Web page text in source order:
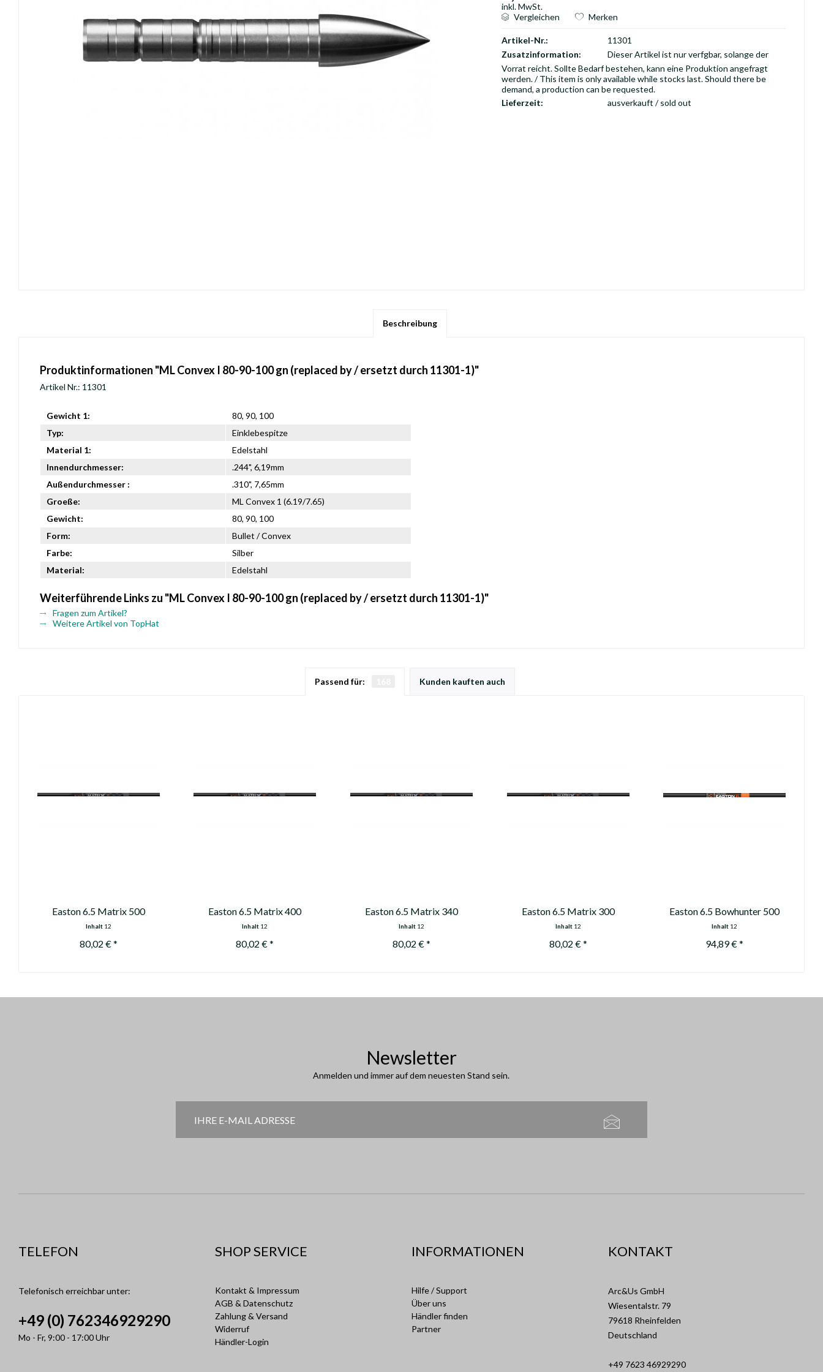
OK ARCHERY
inkl. MwSt.
Vergleichen
Merken
Artikel-Nr.:
11301
Zusatzinformation:
Dieser Artikel ist nur verfgbar, solange der
Vorrat reicht. Sollte Bedarf bestehen, kann eine Produktion angefragt
werden. / This item is only available while stocks last. Should there be
demand, a production can be requested.
Lieferzeit:
ausverkauft / sold out
Beschreibung
Produktinformationen "ML Convex I 80-90-100 gn (replaced by / ersetzt durch 11301-1)"
Artikel Nr.: 11301
Gewicht 1:
80, 90, 100
Typ:
Einklebespitze
Material 1:
Edelstahl
Innendurchmesser:
.244", 6,19mm
Außendurchmesser :
.310", 7,65mm
Groeße:
ML Convex 1 (6.19/7.65)
Gewicht:
80, 90, 100
Form:
Bullet / Convex
Farbe:
Silber
Material:
Edelstahl
Weiterführende Links zu "ML Convex I 80-90-100 gn (replaced by / ersetzt durch 11301-1)"
Fragen zum Artikel?
Weitere Artikel von TopHat
Passend für: Kunden kauften auch
Easton 6.5 Matrix 500
Inhalt 12
80,02 € *
Easton 6.5 Matrix 400
Inhalt 12
80,02 € *
Easton 6.5 Matrix 340
Inhalt 12
80,02 € *
Easton 6.5 Matrix 300
Inhalt 12
80,02 € *
Easton 6.5 Bowhunter 500
Inhalt 12
94,89 € *
Newsletter
Anmelden und immer auf dem neuesten Stand sein.
TELEFON
Telefonisch erreichbar unter:
+49 (0) 762346929290
Mo - Fr, 9:00 - 17:00 Uhr
SHOP SERVICE
Kontakt & Impressum
AGB & Datenschutz
Zahlung & Versand
Widerruf
Händler-Login
INFORMATIONEN
Hilfe / Support
Über uns
Händler finden
Partner
KONTAKT
Arc&Us GmbH
Wiesentalstr. 79
79618 Rheinfelden
Deutschland
+49 7623 46929290